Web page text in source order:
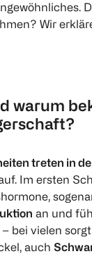
Wir
warum
treten in
Im ersten
an und
bei vielen
auch